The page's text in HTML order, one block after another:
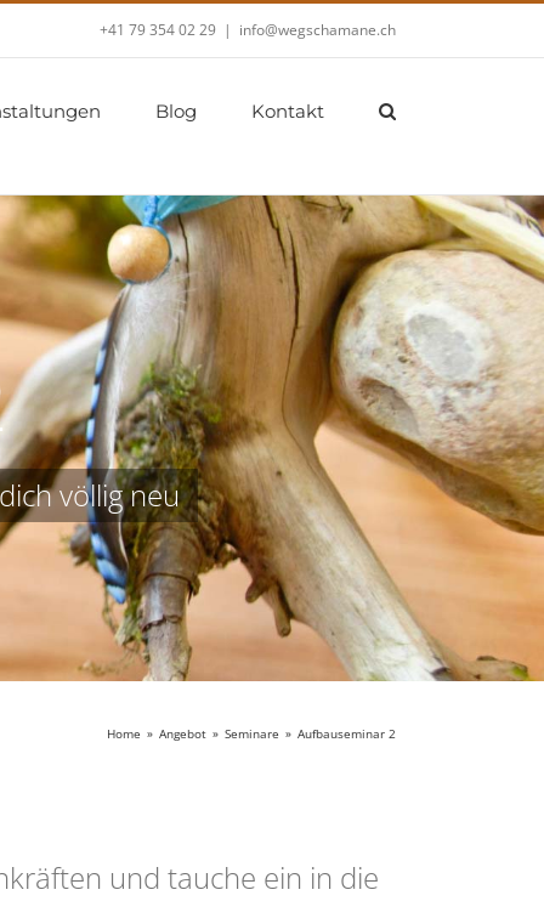
+41 79 354 02 29 | info@wegschamane.ch
Blog Kontakt
völlig neu
Home » Angebot » Seminare » Aufbauseminar 2
und tauche ein in die